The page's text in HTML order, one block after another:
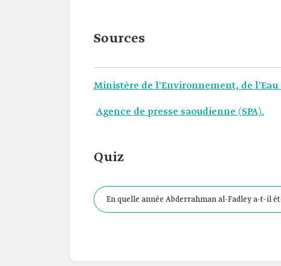
Sources
Ministère de l'Environnement, de
Agence de presse saoudienne (SPA).
Quiz
En quelle année Abderrahman al-Fadley a-t-il